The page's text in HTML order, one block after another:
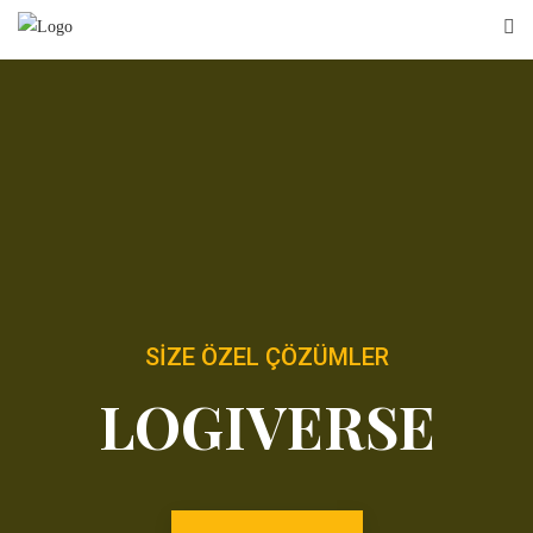
SIZE ÖZEL ÇÖZÜMLER
LOGIVERSE